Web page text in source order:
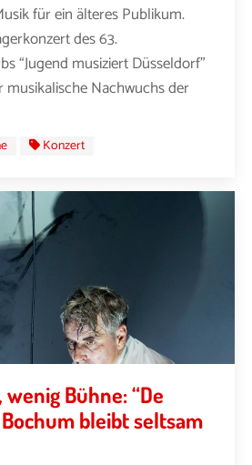
für ein älteres Publikum.
des 63.
“Jugend musiziert Düsseldorf”
Nachwuchs der
Konzert
Bühne: “De
bleibt seltsam